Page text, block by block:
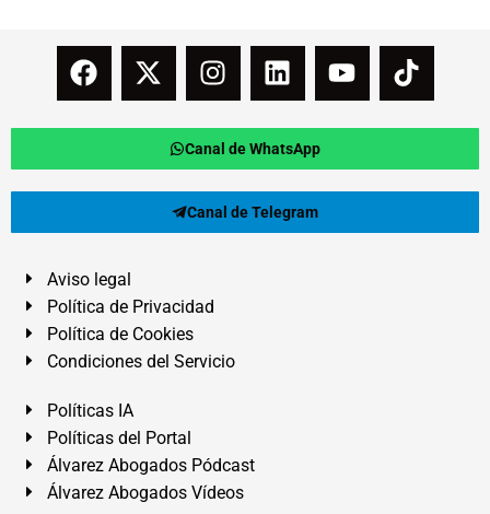
Canal de WhatsApp
Canal de Telegram
Aviso legal
Política de Privacidad
Política de Cookies
Condiciones del Servicio
Políticas IA
Políticas del Portal
Álvarez Abogados Pódcast
Álvarez Abogados Vídeos